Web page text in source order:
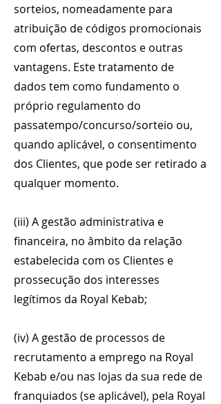
sorteios, nomeadamente para
atribuição de códigos promocionais
com ofertas, descontos e outras
vantagens. Este tratamento de
dados tem como fundamento o
próprio regulamento do
passatempo/concurso/sorteio ou,
quando aplicável, o consentimento
dos Clientes, que pode ser retirado a
qualquer momento.
(iii) A gestão administrativa e
financeira, no âmbito da relação
estabelecida com os Clientes e
prossecução dos interesses
legítimos da Royal Kebab;
(iv) A gestão de processos de
recrutamento a emprego na Royal
Kebab e/ou nas lojas da sua rede de
franquiados (se aplicável), pela Royal